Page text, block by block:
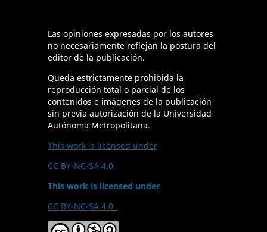
Las opiniones expresadas por los autores
no necesariamente reflejan la postura del
editor de la publicación.
Queda estrictamente prohibida la
reproducción total o parcial de los
contenidos e imágenes de la publicación
sin previa autorización de la Universidad
Autónoma Metropolitana.
This work is licensed under
CC BY-NC-SA 4.0
This work is licensed under
CC BY-NC-SA 4.0